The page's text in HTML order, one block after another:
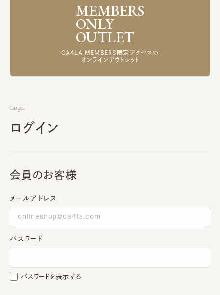
MEMBERS
ONLY
OUTLET
CA4LA MEMBERS限定アクセスの
オンラインアウトレット
Login
ログイン
会員のお客様
メールアドレス
パスワード
パスワードを表示する